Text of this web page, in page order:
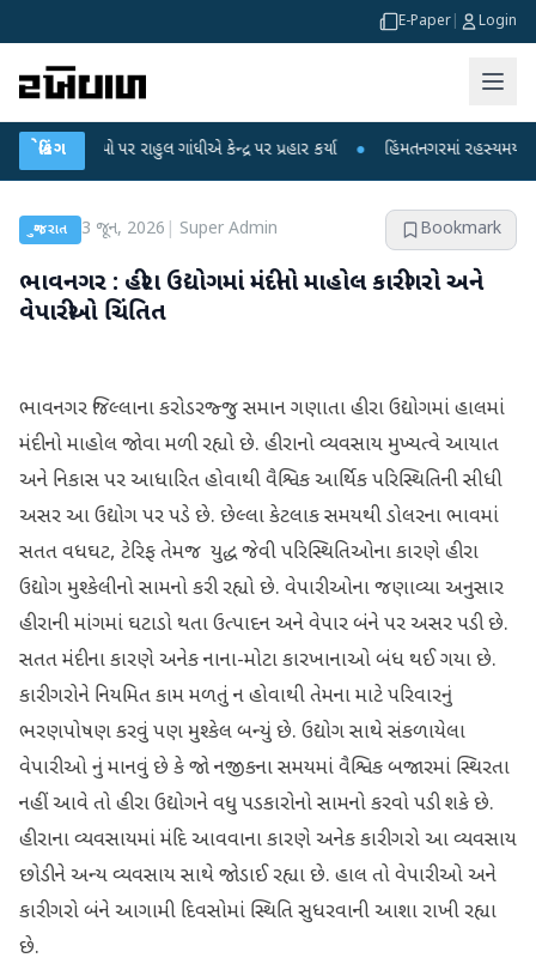
E-Paper Login
બ્રેકિંગ
આરોપો પર રાહુલ ગાંધીએ કેન્દ્ર પર પ્રહાર કર્યા ● હિંમતનગરમાં રહસ્યમય વાયરસ કે
ગુજરાત 3 જૂન, 2026 Super Admin Bookmark
ભાવનગર : હીરા ઉદ્યોગમાં મંદીનો માહોલ કારીગરો અને
વેપારીઓ ચિંતિત
ભાવનગર જિલ્લાના કરોડરજ્જુ સમાન ગણાતા હીરા ઉદ્યોગમાં હાલમાં
મંદીનો માહોલ જોવા મળી રહ્યો છે. હીરાનો વ્યવસાય મુખ્યત્વે આયાત
અને નિકાસ પર આધારિત હોવાથી વૈશ્વિક આર્થિક પરિસ્થિતિની સીધી
અસર આ ઉદ્યોગ પર પડે છે. છેલ્લા કેટલાક સમયથી ડોલરના ભાવમાં
સતત વધઘટ, ટેરિફ તેમજ યુદ્ધ જેવી પરિસ્થિતિઓના કારણે હીરા
ઉદ્યોગ મુશ્કેલીનો સામનો કરી રહ્યો છે. વેપારીઓના જણાવ્યા અનુસાર
હીરાની માંગમાં ઘટાડો થતા ઉત્પાદન અને વેપાર બંને પર અસર પડી છે.
સતત મંદીના કારણે અનેક નાના-મોટા કારખાનાઓ બંધ થઈ ગયા છે.
કારીગરોને નિયમિત કામ મળતું ન હોવાથી તેમના માટે પરિવારનું
ભરણપોષણ કરવું પણ મુશ્કેલ બન્યું છે. ઉદ્યોગ સાથે સંકળાયેલા
વેપારીઓ નું માનવું છે કે જો નજીકના સમયમાં વૈશ્વિક બજારમાં સ્થિરતા
નહીં આવે તો હીરા ઉદ્યોગને વધુ પડકારોનો સામનો કરવો પડી શકે છે.
હીરાના વ્યવસાયમાં મંદિ આવવાના કારણે અનેક કારીગરો આ વ્યવસાય
છોડીને અન્ય વ્યવસાય સાથે જોડાઈ રહ્યા છે. હાલ તો વેપારીઓ અને
કારીગરો બંને આગામી દિવસોમાં સ્થિતિ સુધરવાની આશા રાખી રહ્યા
છે.